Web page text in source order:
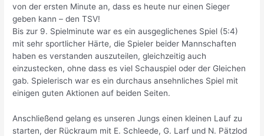
von der ersten Minute an, dass es heute nur einen Sieger
geben kann – den TSV!
Bis zur 9. Spielminute war es ein ausgeglichenes Spiel (5:4)
mit sehr sportlicher Härte, die Spieler beider Mannschaften
haben es verstanden auszuteilen, gleichzeitig auch
einzustecken, ohne dass es viel Schauspiel oder der Gleichen
gab. Spielerisch war es ein durchaus ansehnliches Spiel mit
einigen guten Aktionen auf beiden Seiten.
Anschließend gelang es unseren Jungs einen kleinen Lauf zu
starten, der Rückraum mit E. Schleede, G. Larf und N. Pätzlod